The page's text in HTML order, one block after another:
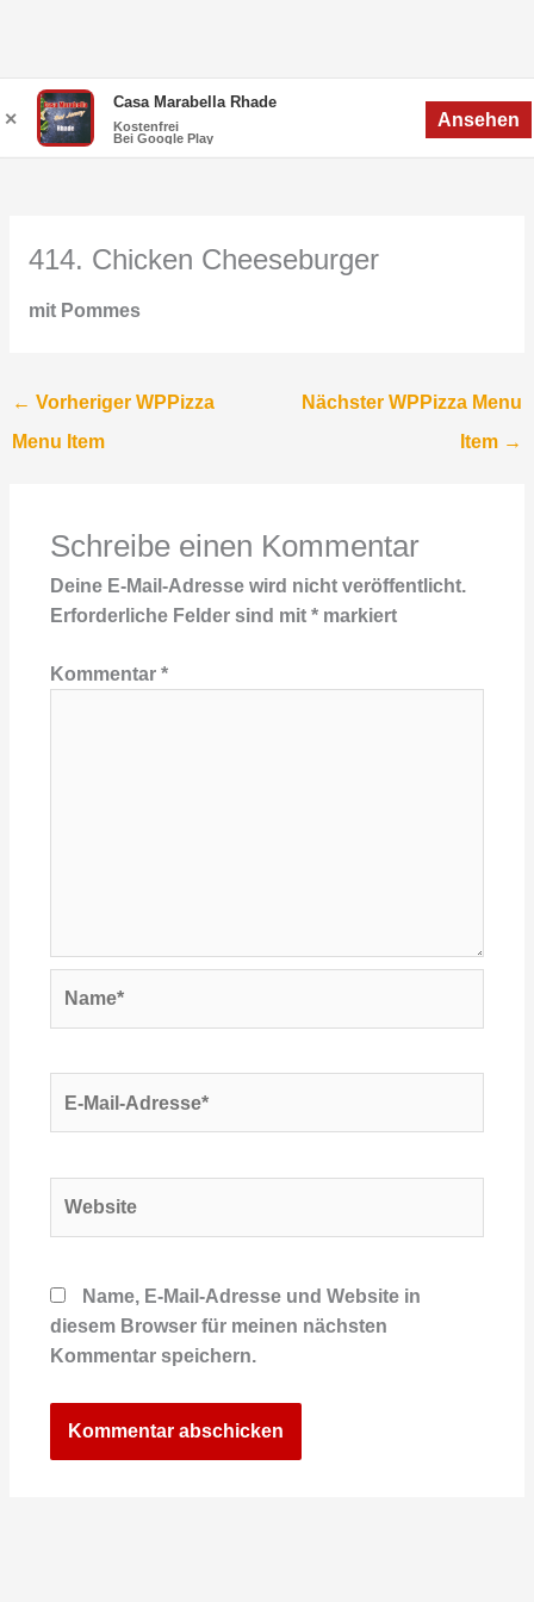
Zum
Inhalt
springen
Menü
Menü
414. Chicken Cheeseburger
mit Pommes
← Vorheriger WPPizza
Menu Item
Nächster WPPizza Menu
Item →
Schreibe einen Kommentar
Deine E-Mail-Adresse wird nicht veröffentlicht.
Erforderliche Felder sind mit *markiert
Kommentar *
Mail-
Name, E-Mail-Adresse und Website in
diesem Browser für meinen nächsten
Kommentar speichern.
✕
Casa Marabella Rhade
Kostenfrei
Bei Google Play
Ansehen